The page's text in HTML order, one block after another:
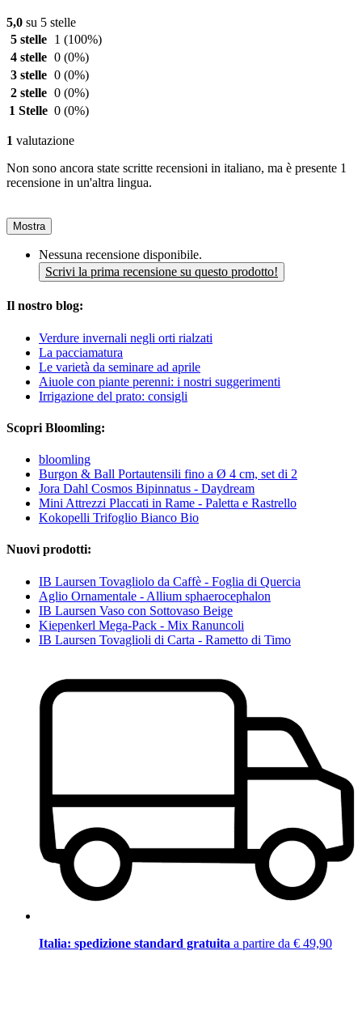
5,0 su 5 stelle
5 stelle
1 (100%)
4 stelle 0 (0%)
3 stelle 0 (0%)
2 stelle 0 (0%)
1 Stelle 0 (0%)
1 valutazione
Non sono ancora state scritte recensioni in italiano, ma è presente 1
recensione in un'altra lingua.
Mostra
Nessuna recensione disponibile.
Scrivi la prima recensione su questo prodotto!
Il nostro blog:
Verdure invernali negli orti rialzati
La pacciamatura
Le varietà da seminare ad aprile
Aiuole con piante perenni: i nostri suggerimenti
Irrigazione del prato: consigli
Scopri Bloomling:
bloomling
Burgon & Ball Portautensili fino a Ø 4 cm, set di 2
Jora Dahl Cosmos Bipinnatus - Daydream
Mini Attrezzi Placcati in Rame - Paletta e Rastrello
Kokopelli Trifoglio Bianco Bio
Nuovi prodotti:
IB Laursen Tovagliolo da Caffè - Foglia di Quercia
Aglio Ornamentale - Allium sphaerocephalon
IB Laursen Vaso con Sottovaso Beige
Kiepenkerl Mega-Pack - Mix Ranuncoli
IB Laursen Tovaglioli di Carta - Rametto di Timo
Italia: spedizione standard gratuita a partire da € 49,90